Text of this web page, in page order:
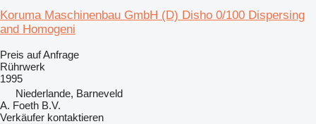
Koruma Maschinenbau GmbH (D) Disho 0/100 Dispersing
and Homogeni
Preis auf Anfrage
Rührwerk
1995
Niederlande, Barneveld
A. Foeth B.V.
Verkäufer kontaktieren